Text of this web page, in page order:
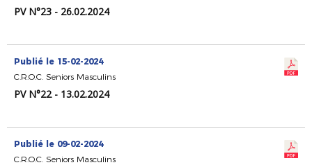
PV N°23 - 26.02.2024
Publié le 15-02-2024
C.R.O.C. Seniors Masculins
PV N°22 - 13.02.2024
Publié le 09-02-2024
C.R.O.C. Seniors Masculins